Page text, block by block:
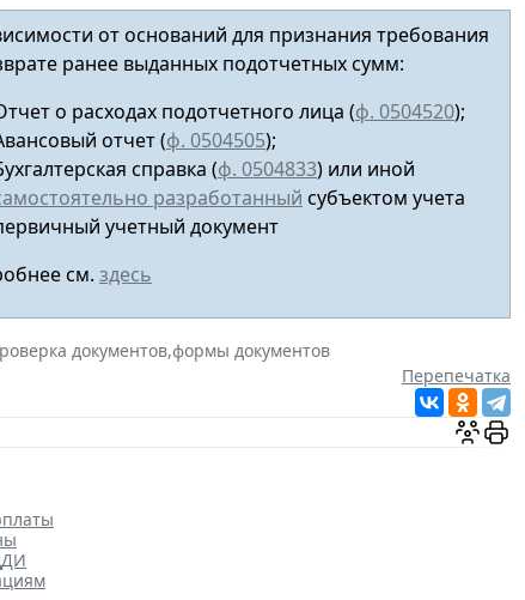
от оснований для признания требования
ранее выданных подотчетных сумм:
о расходах подотчетного лица (ф. 0504520);
отчет(ф. 0504505);
справка (ф. 0504833) или иной
разработанный субъектом учета
учетный документ
см. здесь
документов,формы документов
Перепечатка